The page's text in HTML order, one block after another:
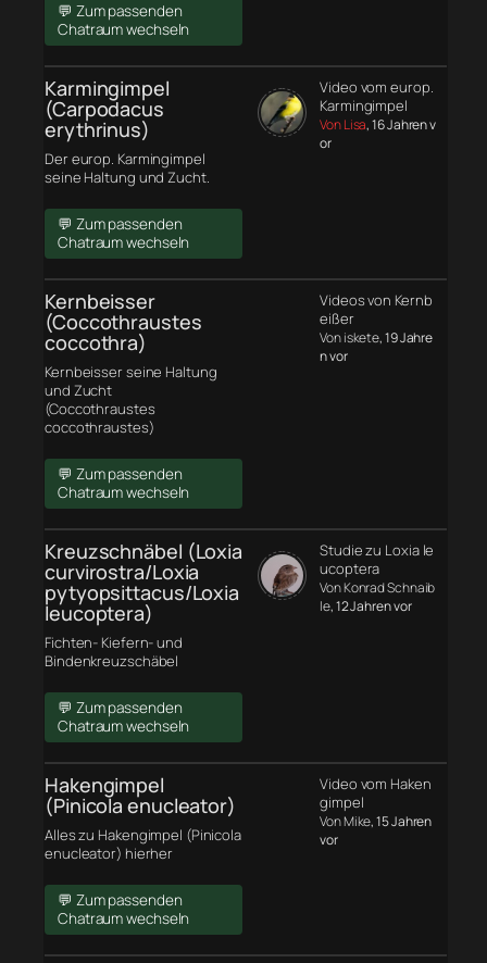
💬 Zum passenden
Chatraum wechseln
Karmingimpel
(Carpodacus
erythrinus)
Der europ. Karmingimpel
seine Haltung und Zucht.
💬 Zum passenden
Chatraum wechseln
Video vom europ.
Karmingimpel
Von Lisa, 16 Jahren v
or
Kernbeisser
(Coccothraustes
coccothra)
Kernbeisser seine Haltung
und Zucht
(Coccothraustes
coccothraustes)
💬 Zum passenden
Chatraum wechseln
Videos von Kernb
eißer
Von iskete, 19 Jahre
n vor
Kreuzschnäbel (Loxia
curvirostra/Loxia
pytyopsittacus/Loxia
leucoptera)
Fichten- Kiefern- und
Bindenkreuzschäbel
💬 Zum passenden
Chatraum wechseln
Studie zu Loxia le
ucoptera
Von Konrad Schnaib
le, 12 Jahren vor
Hakengimpel
(Pinicola enucleator)
Alles zu Hakengimpel (Pinicola
enucleator) hierher
💬 Zum passenden
Chatraum wechseln
Video vom Haken
gimpel
Von Mike, 15 Jahren
vor